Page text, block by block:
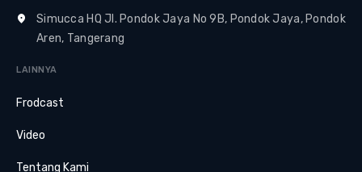
Simucca HQ Jl. Pondok Jaya No 9B, Pondok Jaya, Pondok
Aren, Tangerang
LAINNYA
Frodcast
Video
Tentang Kami